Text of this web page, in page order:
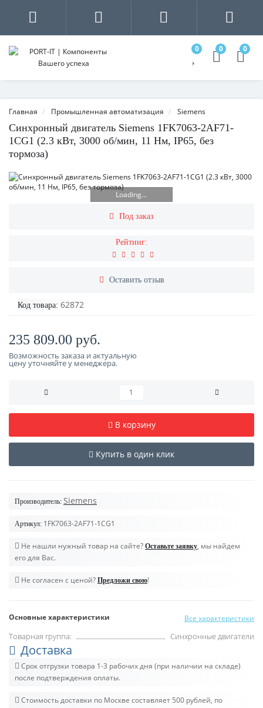
0 0 0
Главная Промышленная автоматизация Siemens
Синхронный двигатель Siemens 1FK7063-2AF71-
1CG1 (2.3 кВт, 3000 об/мин, 11 Нм, IP65, без
тормоза)
Loading...
Под заказ
Рейтинг:
Оставить отзыв
Код товара: 62872
235 809.00 руб.
Возможность заказа и актуальную
цену уточняйте у менеджера.
В корзину
Купить в один клик
Производитель: Siemens
Артикул: 1FK7063-2AF71-1CG1
Не нашли нужный товар на сайте? Оставьте заявку, мы найдем
его для Вас.
Не согласен с ценой? Предложи свою!
Основные характеристики Все характеристики
Товарная группа: Синхронные двигатели
Доставка
Срок отгрузки товара 1-3 рабочих дня (при наличии на складе)
после подтверждения оплаты.
Стоимость доставки по Москве составляет 500 рублей, по